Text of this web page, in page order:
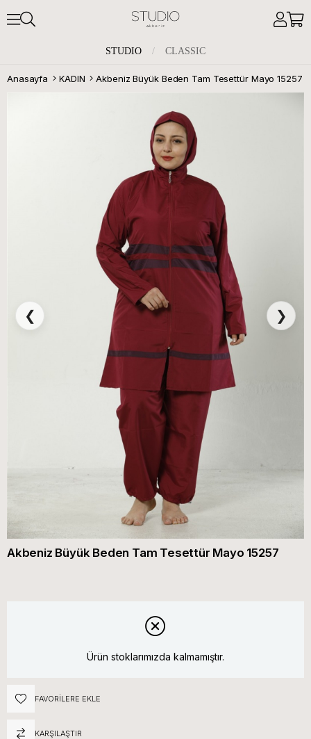
STUDIO / CLASSIC
Anasayfa KADIN Akbeniz Büyük Beden Tam Tesettür Mayo 15257
❮ ❯
Akbeniz Büyük Beden Tam Tesettür Mayo 15257
Ürün stoklarımızda kalmamıştır.
FAVORILERE EKLE
KARŞILAŞTIR